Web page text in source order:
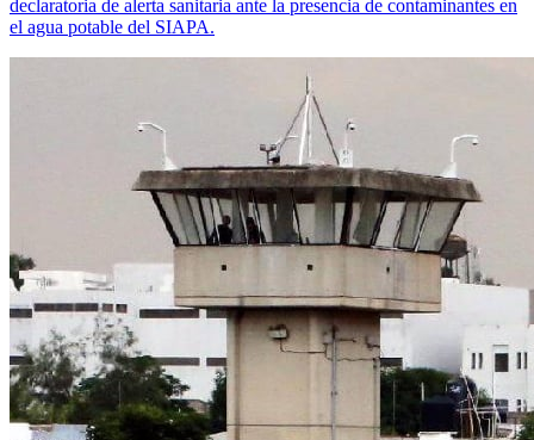
declaratoria de alerta sanitaria ante la presencia de contaminantes en
el agua potable del SIAPA.